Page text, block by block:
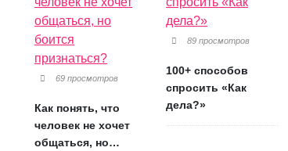
69 просмотров
Как понять, что
человек не хочет
общаться, но
89 просмотров
100+ способов
спросить «Как
дела?»